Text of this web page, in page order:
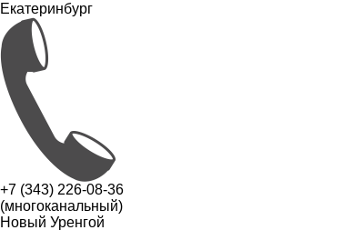
Екатеринбург
+7 (343) 226-08-36
(многоканальный)
Новый Уренгой